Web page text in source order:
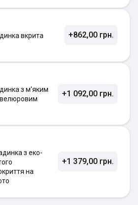
вкрита
+862,00 грн.
з м'яким
+1 092,00 грн.
з еко-
на
+1 379,00 грн.